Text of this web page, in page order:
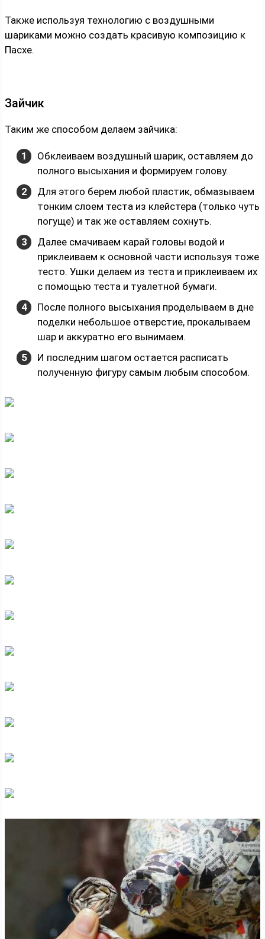
Также используя технологию с воздушными
шариками можно создать красивую композицию к
Пасхе.
Зайчик
Таким же способом делаем зайчика:
Обклеиваем воздушный шарик, оставляем до
полного высыхания и формируем голову.
Для этого берем любой пластик, обмазываем
тонким слоем теста из клейстера (только чуть
погуще) и так же оставляем сохнуть.
Далее смачиваем карай головы водой и
приклеиваем к основной части используя тоже
тесто. Ушки делаем из теста и приклеиваем их
с помощью теста и туалетной бумаги.
После полного высыхания проделываем в дне
поделки небольшое отверстие, прокалываем
шар и аккуратно его вынимаем.
И последним шагом остается расписать
полученную фигуру самым любым способом.